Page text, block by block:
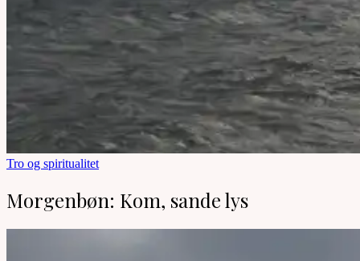
Tro og spiritualitet
Morgenbøn: Kom, sande lys